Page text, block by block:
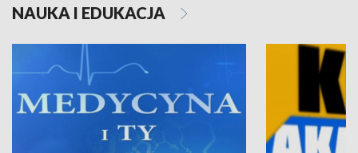
NAUKA I EDUKACJA